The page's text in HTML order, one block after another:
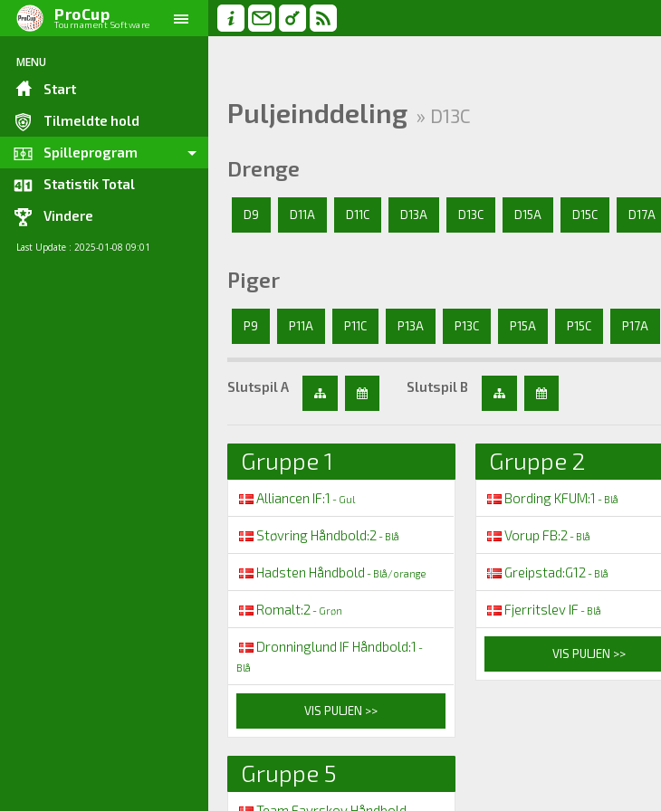
ProCup
Tournament Software
MENU
Start
Tilmeldte hold
Spilleprogram
Statistik Total
Vindere
Last Update : 2025-01-08 09:01
Puljeinddeling » D13C
Drenge
D9 D11A D11C D13A D13C D15A D15C D17A
Piger
P9 P11A P11C P13A P13C P15A P15C P17A
Slutspil A Slutspil B
Gruppe 1
Alliancen IF:1 - Gul
Støvring Håndbold:2 - Blå
Hadsten Håndbold - Blå/orange
Romalt:2 - Grøn
Dronninglund IF Håndbold:1 -
Blå
VIS PULJEN >>
Gruppe 2
Bording KFUM:1 - Blå
Vorup FB:2 - Blå
Greipstad:G12 - Blå
Fjerritslev IF - Blå
VIS PULJEN >>
Gruppe 5